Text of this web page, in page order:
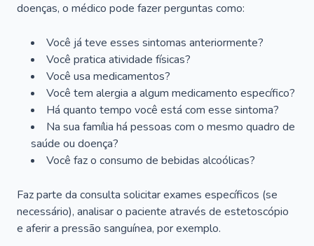
doenças, o médico pode fazer perguntas como:
Você já teve esses sintomas anteriormente?
Você pratica atividade físicas?
Você usa medicamentos?
Você tem alergia a algum medicamento específico?
Há quanto tempo você está com esse sintoma?
Na sua família há pessoas com o mesmo quadro de
saúde ou doença?
Você faz o consumo de bebidas alcoólicas?
Faz parte da consulta solicitar exames específicos (se
necessário), analisar o paciente através de estetoscópio
e aferir a pressão sanguínea, por exemplo.